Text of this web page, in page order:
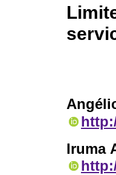
Iruma